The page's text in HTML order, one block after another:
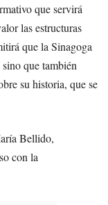
que servirá
las estructuras
que la Sinagoga
que también
su historia, que se
Bellido,
con la